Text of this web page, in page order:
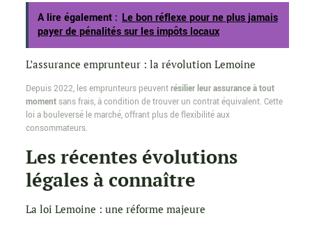
A lire également : Le bon réflexe pour ne plus jamais
payer de pénalités sur les impôts locaux
L’assurance emprunteur : la révolution Lemoine
Depuis 2022, les emprunteurs peuventrésilier leur assurance à tout
momentsans frais, à condition de trouver un contrat équivalent. Cette
loi a bouleversé le marché, offrant plus de flexibilité aux
consommateurs.
Les récentes évolutions
légales à connaître
La loi Lemoine : une réforme majeure